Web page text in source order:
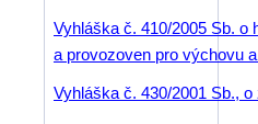
Vyhláška č. 410/2005 Sb.
a provozoven pro výchovu
Vyhláška č. 430/2001 Sb.,